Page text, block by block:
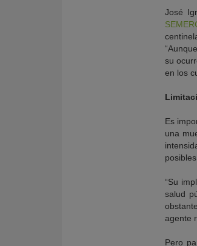
José
su
en los
Es
una
“Su
salud
agente
Pero